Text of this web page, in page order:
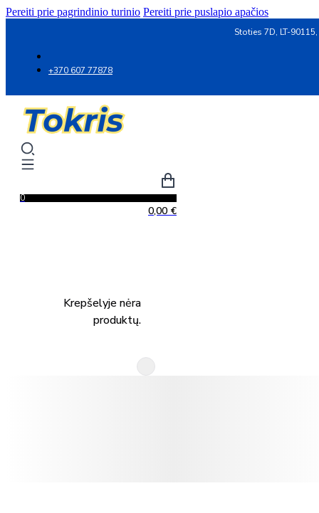
Pereiti prie pagrindinio turinio Pereiti prie puslapio apačios
Stoties 7D, LT-
+370 607 77878
0
0,00 €
Krepšelyje nėra
produktų.